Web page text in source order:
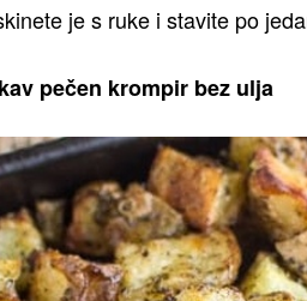
je s ruke i stavite po
pečen krompir bez ulja